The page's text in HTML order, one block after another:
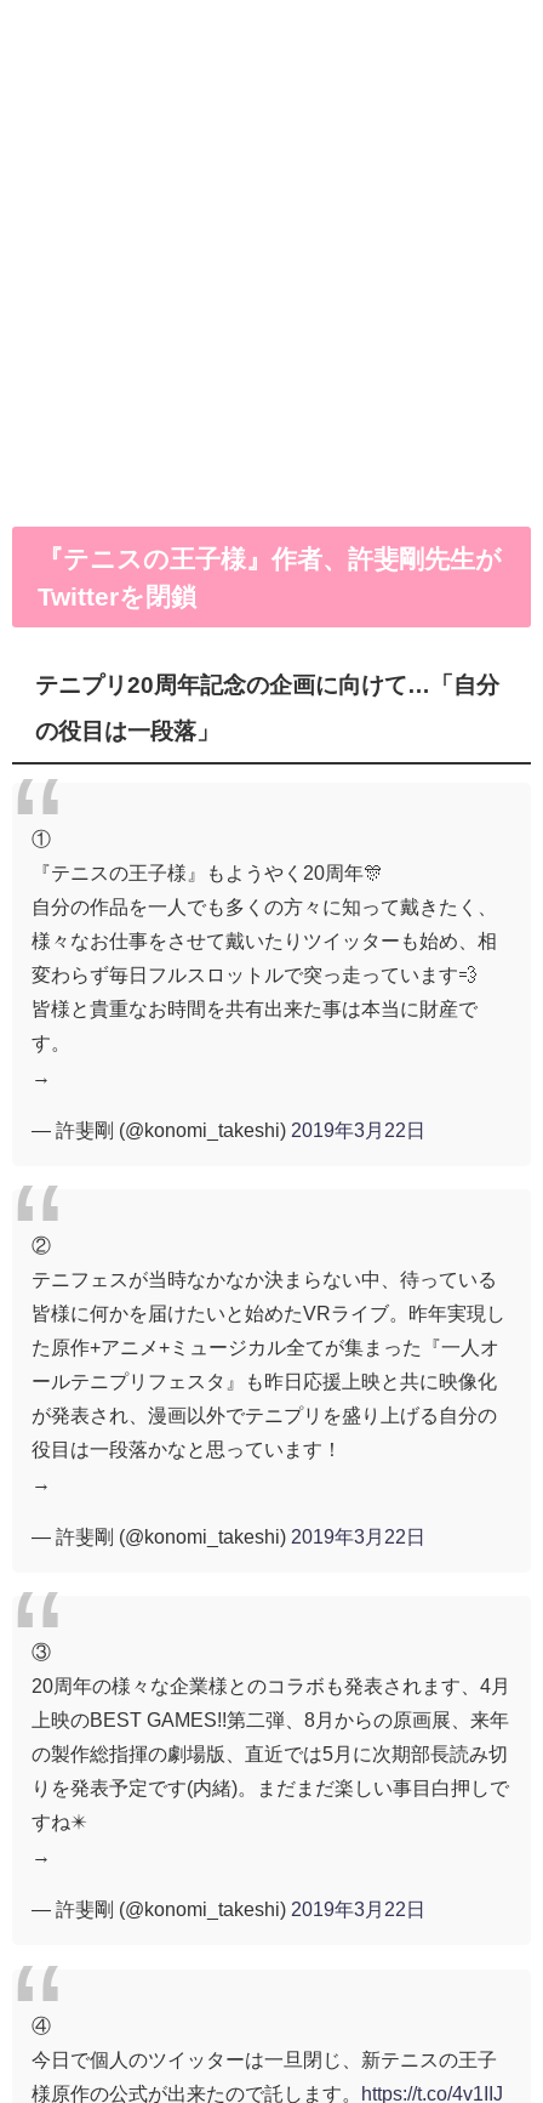
『テニスの王子様』作者、許斐剛先生が
Twitterを閉鎖
テニプリ20周年記念の企画に向けて…「自分
の役目は一段落」
①
『テニスの王子様』もようやく20周年🎊
自分の作品を一人でも多くの方々に知って戴きたく、
様々なお仕事をさせて戴いたりツイッターも始め、相
変わらず毎日フルスロットルで突っ走っています💨
皆様と貴重なお時間を共有出来た事は本当に財産で
す。
→
— 許斐剛 (@konomi_takeshi) 2019年3月22日
②
テニフェスが当時なかなか決まらない中、待っている
皆様に何かを届けたいと始めたVRライブ。昨年実現し
た原作+アニメ+ミュージカル全てが集まった『一人オ
ールテニプリフェスタ』も昨日応援上映と共に映像化
が発表され、漫画以外でテニプリを盛り上げる自分の
役目は一段落かなと思っています！
→
— 許斐剛 (@konomi_takeshi) 2019年3月22日
③
20周年の様々な企業様とのコラボも発表されます、4月
上映のBEST GAMES!!第二弾、8月からの原画展、来年
の製作総指揮の劇場版、直近では5月に次期部長読み切
りを発表予定です(内緒)。まだまだ楽しい事目白押しで
すね✴️
→
— 許斐剛 (@konomi_takeshi) 2019年3月22日
④
今日で個人のツイッターは一旦閉じ、新テニスの王子
様原作の公式が出来たので託します。 https://t.co/4v1IIJ